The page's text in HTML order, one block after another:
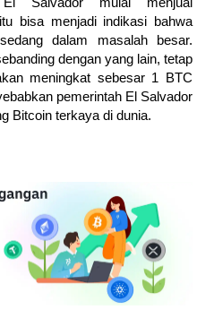
bisa menjadi indikasi bahwa
dalam masalah besar.
dengan yang lain, tetap
meningkat sebesar 1 BTC
pemerintah El Salvador
Bitcoin terkaya di dunia.